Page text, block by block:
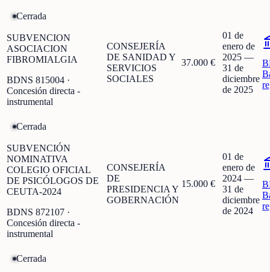
Cerrada
SUBVENCION
ASOCIACION
FIBROMIALGIA
BDNS 815004 ·
Concesión directa -
instrumental
CONSEJERÍA
DE SANIDAD Y
SERVICIOS
SOCIALES
37.000 €
01 de
enero de
2025 —
31 de
diciembre
de 2025
Cerrada
SUBVENCIÓN
NOMINATIVA
COLEGIO OFICIAL
DE PSICÓLOGOS DE
CEUTA-2024
BDNS 872107 ·
Concesión directa -
instrumental
CONSEJERÍA
DE
PRESIDENCIA Y
GOBERNACIÓN
15.000 €
01 de
enero de
2024 —
31 de
diciembre
de 2024
Cerrada